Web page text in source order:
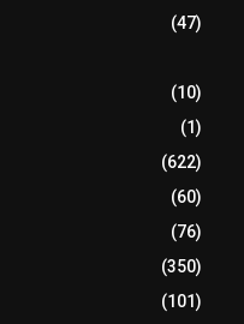
(47)
(10)
(1)
(622)
(60)
(76)
(350)
(101)